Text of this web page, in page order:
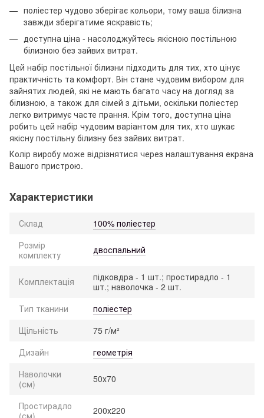
поліестер чудово зберігає кольори, тому ваша білизна
завжди зберігатиме яскравість;
доступна ціна - насолоджуйтесь якісною постільною
білизною без зайвих витрат.
Цей набір постільної білизни підходить для тих, хто цінує
практичність та комфорт. Він стане чудовим вибором для
зайнятих людей, які не мають багато часу на догляд за
білизною, а також для сімей з дітьми, оскільки поліестер
легко витримує часте прання. Крім того, доступна ціна
робить цей набір чудовим варіантом для тих, хто шукає
якісну постільну білизну без зайвих витрат.
Колір виробу може відрізнятися через налаштування екрана
Вашого пристрою.
Характеристики
Склад
100% поліестер
Розмір
комплекту
двоспальний
Комплектація
підковдра - 1 шт.; простирадло - 1
шт.; наволочка - 2 шт.
Тип тканини
поліестер
Щільність
75 г/м²
Дизайн
геометрія
Наволочки
(см)
50х70
Простирадло
(см)
200х220